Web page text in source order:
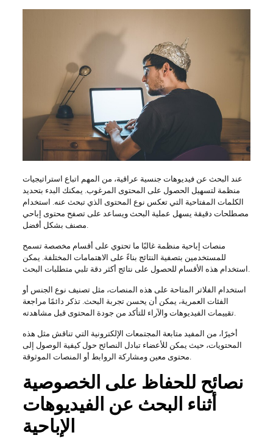
عند البحث عن فيديوهات جنسية عراقية، من المهم اتباع استراتيجيات
منظمة لتسهيل الحصول على المحتوى المرغوب. يمكنك البدء بتحديد
الكلمات المفتاحية التي تعكس نوع المحتوى الذي تبحث عنه. استخدام
مصطلحات دقيقة يسهل عملية البحث ويساعد على تصفح محتوى إباحي
مصنف بشكل أفضل.
منصات إباحية منظمة غالبًا ما تحتوي على أقسام مخصصة تسمح
للمستخدمين بتصفية النتائج بناءً على الاهتمامات المختلفة. يمكن
استخدام هذه الأقسام للحصول على نتائج أكثر دقة تلبي متطلبات البحث.
استخدام الفلاتر المتاحة على هذه المنصات، مثل تصنيف نوع الجنس أو
الفئات العمرية، يمكن أن يحسن تجربة البحث. تذكر دائمًا مراجعة
تقييمات الفيديوهات والآراء للتأكد من جودة المحتوى قبل مشاهدته.
أخيرًا، من المفيد متابعة المجتمعات الإلكترونية التي تناقش مثل هذه
المحتويات، حيث يمكن للأعضاء تبادل النصائح حول كيفية الوصول إلى
محتوى معين ومشاركة الروابط أو المنصات الموثوقة.
نصائح للحفاظ على الخصوصية
أثناء البحث عن الفيديوهات
الإباحية